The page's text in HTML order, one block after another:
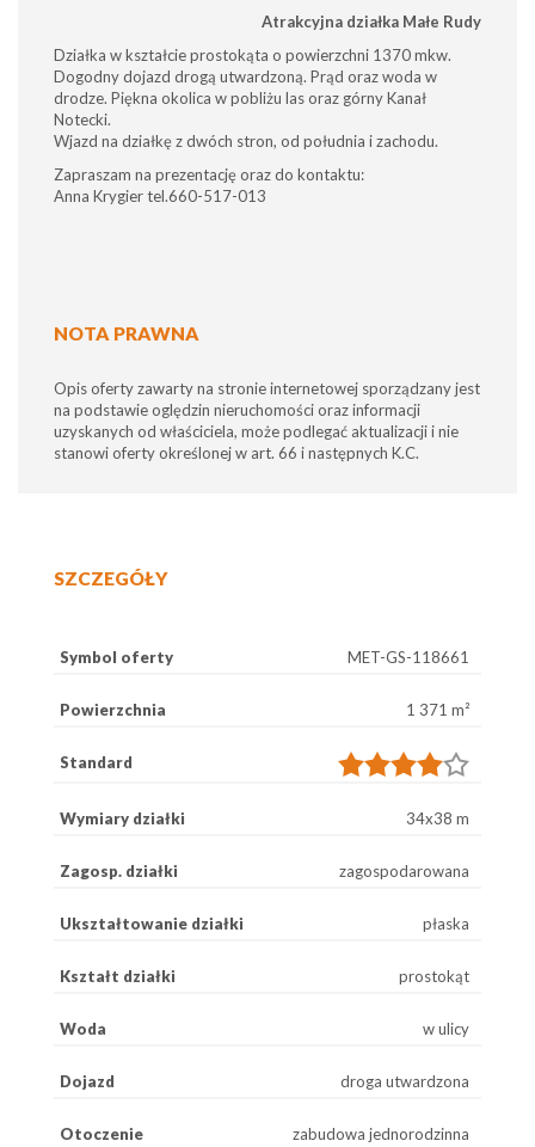
Atrakcyjna działka Małe Rudy
Działka w kształcie prostokąta o powierzchni 1370 mkw.
Dogodny dojazd drogą utwardzoną. Prąd oraz woda w
drodze. Piękna okolica w pobliżu las oraz górny Kanał
Notecki.
Wjazd na działkę z dwóch stron, od południa i zachodu.
Zapraszam na prezentację oraz do kontaktu:
Anna Krygier tel.660-517-013
NOTA PRAWNA
Opis oferty zawarty na stronie internetowej sporządzany jest
na podstawie oględzin nieruchomości oraz informacji
uzyskanych od właściciela, może podlegać aktualizacji i nie
stanowi oferty określonej w art. 66 i następnych K.C.
SZCZEGÓŁY
Symbol oferty MET-GS-118661
Powierzchnia 1 371 m²
Standard
Wymiary działki 34x38 m
Zagosp. działki zagospodarowana
Ukształtowanie działki płaska
Kształt działki prostokąt
Woda w ulicy
Dojazd droga utwardzona
Otoczenie zabudowa jednorodzinna